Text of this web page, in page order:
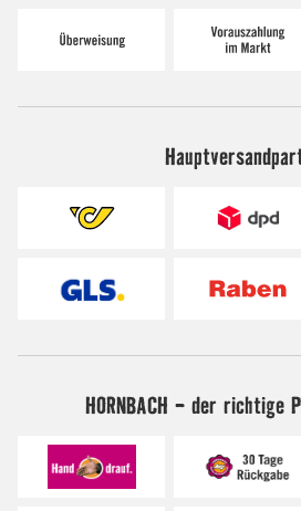
HORNBACH - der richtige